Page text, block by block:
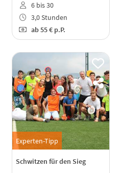
6 bis 30
3,0 Stunden
ab55 € p.P.
Experten-Tipp
Schwitzen für den Sieg